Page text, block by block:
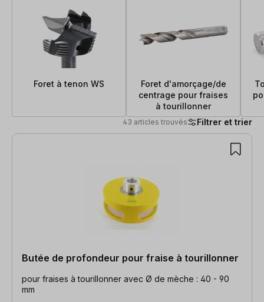
Foret à tenon WS
Foret d'amorçage/de
centrage pour fraises
à tourillonner
43 articles trouvés Filtrer et trier
43 articles trouvés
Butée de profondeur pour fraise à tourillonner
pour fraises à tourillonner avec Ø de mèche : 40 - 90
mm